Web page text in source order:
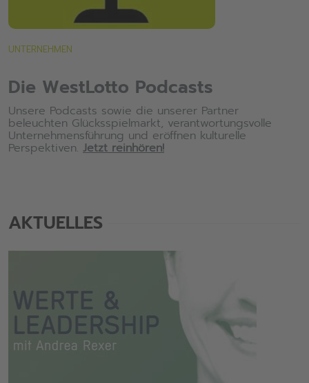
UNTERNEHMEN
Die WestLotto Podcasts
Unsere Podcasts sowie die unserer Partner
beleuchten Glücksspielmarkt, verantwortungsvolle
Unternehmensführung und eröffnen kulturelle
Perspektiven. Jetzt reinhören!
AKTUELLES